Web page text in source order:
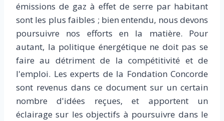
émissions de gaz à effet de serre par habitant
sont les plus faibles ; bien entendu, nous devons
poursuivre nos efforts en la matière. Pour
autant, la politique énergétique ne doit pas se
faire au détriment de la compétitivité et de
l'emploi. Les experts de la Fondation Concorde
sont revenus dans ce document sur un certain
nombre d'idées reçues, et apportent un
éclairage sur les objectifs à poursuivre dans le